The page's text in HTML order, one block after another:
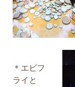
＊エビフ
ライと